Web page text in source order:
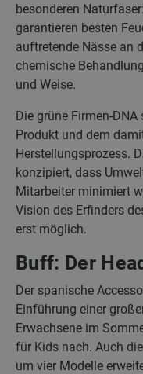
besonderen
garantieren besten
auftretende Nässe an
chemische
und Weise.
Die grüne Firmen-
Produkt und dem
Herstellungsprozess.
konzipiert, dass
Mitarbeiter minimiert
Vision des Erfinders
erst möglich.
Buff: Der
Der spanische
Einführung einer
Erwachsene im
für Kids nach. Auch
um vier Modelle